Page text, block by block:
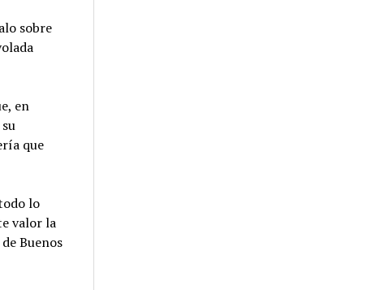
sobre
en
que
lo
valor la
Buenos